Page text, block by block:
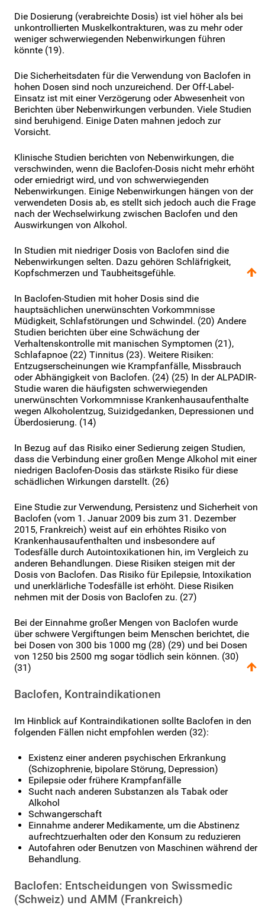
Die Dosierung (verabreichte Dosis) ist viel höher als bei
unkontrollierten Muskelkontrakturen, was zu mehr oder
weniger schwerwiegenden Nebenwirkungen führen
könnte (19).
Die Sicherheitsdaten für die Verwendung von Baclofen in
hohen Dosen sind noch unzureichend. Der Off-Label-
Einsatz ist mit einer Verzögerung oder Abwesenheit von
Berichten über Nebenwirkungen verbunden. Viele Studien
sind beruhigend. Einige Daten mahnen jedoch zur
Vorsicht.
Klinische Studien berichten von Nebenwirkungen, die
verschwinden, wenn die Baclofen-Dosis nicht mehr erhöht
oder erniedrigt wird, und von schwerwiegenden
Nebenwirkungen. Einige Nebenwirkungen hängen von der
verwendeten Dosis ab, es stellt sich jedoch auch die Frage
nach der Wechselwirkung zwischen Baclofen und den
Auswirkungen von Alkohol.
In Studien mit niedriger Dosis von Baclofen sind die
Nebenwirkungen selten. Dazu gehören Schläfrigkeit,
Kopfschmerzen und Taubheitsgefühle.
In Baclofen-Studien mit hoher Dosis sind die
hauptsächlichen unerwünschten Vorkommnisse
Müdigkeit, Schlafstörungen und Schwindel. (20) Andere
Studien berichten über eine Schwächung der
Verhaltenskontrolle mit manischen Symptomen (21),
Schlafapnoe (22) Tinnitus (23). Weitere Risiken:
Entzugserscheinungen wie Krampfanfälle, Missbrauch
oder Abhängigkeit von Baclofen. (24) (25) In der ALPADIR-
Studie waren die häufigsten schwerwiegenden
unerwünschten Vorkommnisse Krankenhausaufenthalte
wegen Alkoholentzug, Suizidgedanken, Depressionen und
Überdosierung. (14)
In Bezug auf das Risiko einer Sedierung zeigen Studien,
dass die Verbindung einer großen Menge Alkohol mit einer
niedrigen Baclofen-Dosis das stärkste Risiko für diese
schädlichen Wirkungen darstellt. (26)
Eine Studie zur Verwendung, Persistenz und Sicherheit von
Baclofen (vom 1. Januar 2009 bis zum 31. Dezember
2015, Frankreich) weist auf ein erhöhtes Risiko von
Krankenhausaufenthalten und insbesondere auf
Todesfälle durch Autointoxikationen hin, im Vergleich zu
anderen Behandlungen. Diese Risiken steigen mit der
Dosis von Baclofen. Das Risiko für Epilepsie, Intoxikation
und unerklärliche Todesfälle ist erhöht. Diese Risiken
nehmen mit der Dosis von Baclofen zu. (27)
Bei der Einnahme großer Mengen von Baclofen wurde
über schwere Vergiftungen beim Menschen berichtet, die
bei Dosen von 300 bis 1000 mg (28) (29) und bei Dosen
von 1250 bis 2500 mg sogar tödlich sein können. (30)
(31)
Baclofen, Kontraindikationen
Im Hinblick auf Kontraindikationen sollte Baclofen in den
folgenden Fällen nicht empfohlen werden (32):
Existenz einer anderen psychischen Erkrankung
(Schizophrenie, bipolare Störung, Depression)
Epilepsie oder frühere Krampfanfälle
Sucht nach anderen Substanzen als Tabak oder
Alkohol
Schwangerschaft
Einnahme anderer Medikamente, um die Abstinenz
aufrechtzuerhalten oder den Konsum zu reduzieren
Autofahren oder Benutzen von Maschinen während der
Behandlung.
Baclofen: Entscheidungen von Swissmedic
(Schweiz) und AMM (Frankreich)